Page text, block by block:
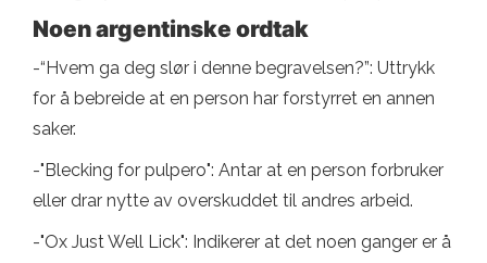
Noen argentinske ordtak
-“Hvem ga deg slør i denne begravelsen?”: Uttrykk
for å bebreide at en person har forstyrret en annen
saker.
-"Blecking for pulpero": Antar at en person forbruker
eller drar nytte av overskuddet til andres arbeid.
-"Ox Just Well Lick": Indikerer at det noen ganger er å